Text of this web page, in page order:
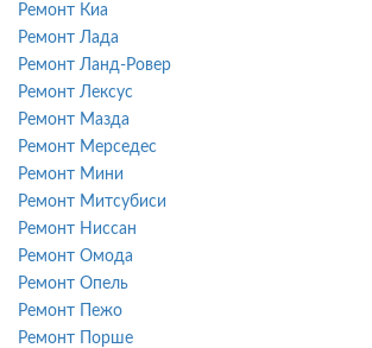
Ремонт Киа
Ремонт Лада
Ремонт Ланд-Ровер
Ремонт Лексус
Ремонт Мазда
Ремонт Мерседес
Ремонт Мини
Ремонт Митсубиси
Ремонт Ниссан
Ремонт Омода
Ремонт Опель
Ремонт Пежо
Ремонт Порше